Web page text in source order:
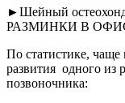
►Шейный
РАЗМИНКИ В
По статистике, чаще
развития одного из
позвоночника: